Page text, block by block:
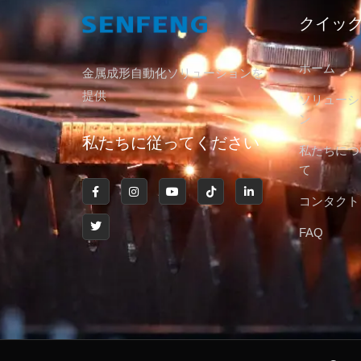
金属成形自動化ソリューションを
提供
私たちに従ってください
クイッ
ホーム
ソリュー
ン
私たちに
て
コンタクト
FAQ